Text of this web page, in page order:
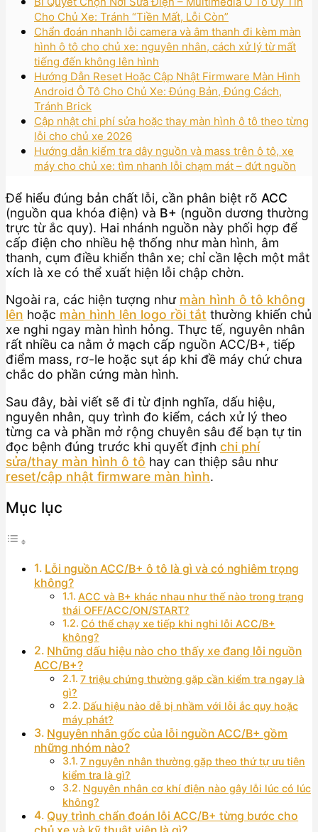
Cho Chủ Xe: Tránh “Tiền Mất, Lỗi Còn”
Chẩn đoán nhanh lỗi camera và âm thanh đi kèm màn
hình ô tô cho chủ xe: nguyên nhân, cách xử lý từ mất
tiếng đến không lên hình
Hướng Dẫn Reset Hoặc Cập Nhật Firmware Màn Hình
Android Ô Tô Cho Chủ Xe: Đúng Bản, Đúng Cách,
Tránh Brick
Cập nhật chi phí sửa hoặc thay màn hình ô tô theo từng
lỗi cho chủ xe 2026
Hướng dẫn kiểm tra dây nguồn và mass trên ô tô, xe
máy cho chủ xe: tìm nhanh lỗi chạm mát – đứt nguồn
Để hiểu đúng bản chất lỗi, cần phân biệt rõ ACC
(nguồn qua khóa điện) và B+ (nguồn dương thường
trực từ ắc quy). Hai nhánh nguồn này phối hợp để
cấp điện cho nhiều hệ thống như màn hình, âm
thanh, cụm điều khiển thân xe; chỉ cần lệch một mắt
xích là xe có thể xuất hiện lỗi chập chờn.
Ngoài ra, các hiện tượng như màn hình ô tô không
lên hoặc màn hình lên logo rồi tắt thường khiến chủ
xe nghi ngay màn hình hỏng. Thực tế, nguyên nhân
rất nhiều ca nằm ở mạch cấp nguồn ACC/B+, tiếp
điểm mass, rơ-le hoặc sụt áp khi đề máy chứ chưa
chắc do phần cứng màn hình.
Sau đây, bài viết sẽ đi từ định nghĩa, dấu hiệu,
nguyên nhân, quy trình đo kiểm, cách xử lý theo
từng ca và phần mở rộng chuyên sâu để bạn tự tin
đọc bệnh đúng trước khi quyết định chi phí
sửa/thay màn hình ô tô hay can thiệp sâu như
reset/cập nhật firmware màn hình.
Mục lục
Lỗi nguồn ACC/B+ ô tô là gì và có nghiêm trọng
không?
ACC và B+ khác nhau như thế nào trong trạng
thái OFF/ACC/ON/START?
Có thể chạy xe tiếp khi nghi lỗi ACC/B+
không?
Những dấu hiệu nào cho thấy xe đang lỗi nguồn
ACC/B+?
7 triệu chứng thường gặp cần kiểm tra ngay là
gì?
Dấu hiệu nào dễ bị nhầm với lỗi ắc quy hoặc
máy phát?
Nguyên nhân gốc của lỗi nguồn ACC/B+ gồm
những nhóm nào?
7 nguyên nhân thường gặp theo thứ tự ưu tiên
kiểm tra là gì?
Nguyên nhân cơ khí điện nào gây lỗi lúc có lúc
không?
Quy trình chẩn đoán lỗi ACC/B+ từng bước cho